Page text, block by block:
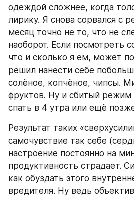
одеждой сложнее, когда
лирику. Я снова сорвался с
месяц точно не то, что не
наоборот. Если посмотреть
что и сколько я ем, может
решил нанести себе
солёное, копчёное, чипсы.
фруктов. Ну и сбитый режим
спать в 4 утра или ещё
Результат таких
самочувствие так себе
настроение постоянно на
продуктивность страдает.
как обуздать этого
вредителя. Ну ведь